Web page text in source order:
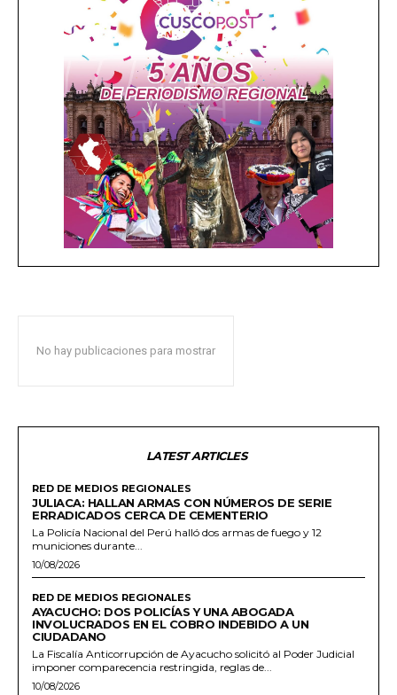
No hay publicaciones para mostrar
LATEST ARTICLES
RED DE MEDIOS REGIONALES
JULIACA: HALLAN ARMAS CON NÚMEROS DE SERIE
ERRADICADOS CERCA DE CEMENTERIO
La Policía Nacional del Perú halló dos armas de fuego y 12
municiones durante...
10/08/2026
RED DE MEDIOS REGIONALES
AYACUCHO: DOS POLICÍAS Y UNA ABOGADA
INVOLUCRADOS EN EL COBRO INDEBIDO A UN
CIUDADANO
La Fiscalía Anticorrupción de Ayacucho solicitó al Poder Judicial
imponer comparecencia restringida, reglas de...
10/08/2026